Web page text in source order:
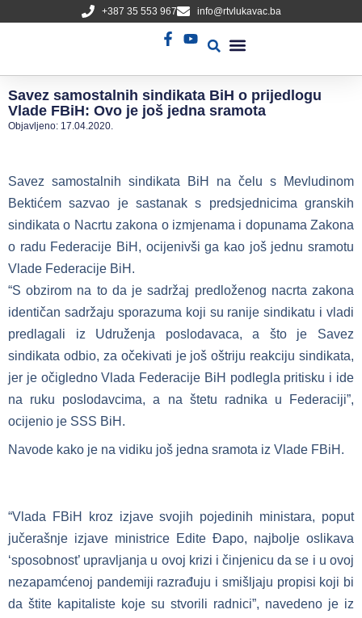
+387 35 553 967 info@rtvlukavac.ba
Savez samostalnih sindikata BiH o prijedlogu
Vlade FBiH: Ovo je još jedna sramota
Objavljeno: 17.04.2020.
Savez samostalnih sindikata BiH na čelu s Mevludinom
Bektićem sazvao je sastanak s predsjednicima granskih
sindikata o Nacrtu zakona o izmjenama i dopunama Zakona
o radu Federacije BiH, ocijenivši ga kao još jednu sramotu
Vlade Federacije BiH.
“S obzirom na to da je sadržaj predloženog nacrta zakona
identičan sadržaju sporazuma koji su ranije sindikatu i vladi
predlagali iz Udruženja poslodavaca, a što je Savez
sindikata odbio, za očekivati je još oštriju reakciju sindikata,
jer je očigledno Vlada Federacije BiH podlegla pritisku i ide
na ruku poslodavcima, a na štetu radnika u Federaciji”,
ocijenio je SSS BiH.
Navode kako je na vidiku još jedna sramota iz Vlade FBiH.
“Vlada FBiH kroz izjave svojih pojedinih ministara, poput
jučerašnje izjave ministrice Edite Đapo, najbolje oslikava
‘sposobnost’ upravljanja u ovoj krizi i činjenicu da se i u ovoj
nezapamćenoj pandemiji razrađuju i smišljaju propisi koji bi
da štite kapitaliste koje su stvorili radnici”, navedeno je iz